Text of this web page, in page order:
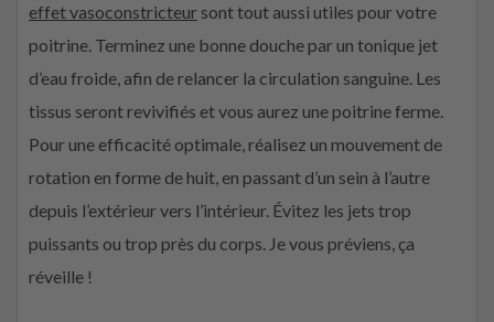
effet vasoconstricteur sont tout aussi utiles pour votre
poitrine. Terminez une bonne douche par un tonique jet
d’eau froide, afin de relancer la circulation sanguine. Les
tissus seront revivifiés et vous aurez une poitrine ferme.
Pour une efficacité optimale, réalisez un mouvement de
rotation en forme de huit, en passant d’un sein à l’autre
depuis l’extérieur vers l’intérieur. Évitez les jets trop
puissants ou trop près du corps. Je vous préviens, ça
réveille !